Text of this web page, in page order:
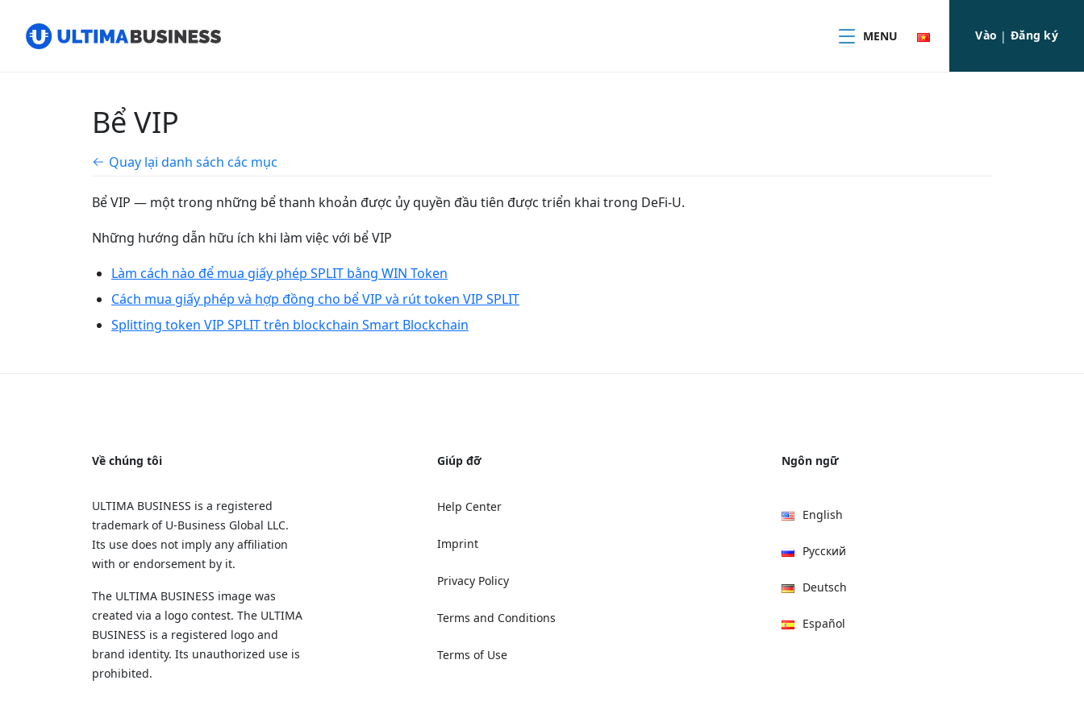
MENU Vào |Đăng ký
Bể VIP
Quay lại danh sách các mục
Bể VIP — một trong những bể thanh khoản được ủy quyền đầu tiên được triển khai trong DeFi-U.
Những hướng dẫn hữu ích khi làm việc với bể VIP
Làm cách nào để mua giấy phép SPLIT bằng WIN Token
Cách mua giấy phép và hợp đồng cho bể VIP và rút token VIP SPLIT
Splitting token VIP SPLIT trên blockchain Smart Blockchain
Về chúng tôi
ULTIMA BUSINESS is a registered
trademark of U‑Business Global LLC.
Its use does not imply any affiliation
with or endorsement by it.
The ULTIMA BUSINESS image was
created via a logo contest. The ULTIMA
BUSINESS is a registered logo and
brand identity. Its unauthorized use is
prohibited.
Giúp đỡ
Help Center
Imprint
Privacy Policy
Terms and Conditions
Terms of Use
Ngôn ngữ
English
Русский
Deutsch
Español